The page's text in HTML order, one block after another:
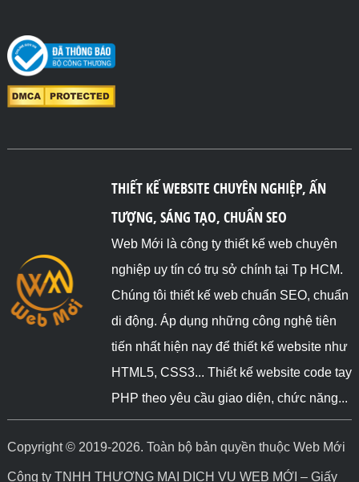
THIẾT KẾ WEBSITE CHUYÊN NGHIỆP, ẤN
TƯỢNG, SÁNG TẠO, CHUẨN SEO
Web Mới là công ty thiết kế web chuyên
nghiệp uy tín có trụ sở chính tại Tp HCM.
Chúng tôi thiết kế web chuẩn SEO, chuẩn
di động. Áp dụng những công nghệ tiên
tiến nhất hiện nay để thiết kế website như
HTML5, CSS3... Thiết kế website code tay
PHP theo yêu cầu giao diện, chức năng...
Copyright © 2019-2026. Toàn bộ bản quyền thuộc Web Mới
Công ty TNHH THƯƠNG MẠI DỊCH VỤ WEB MỚI – Giấy